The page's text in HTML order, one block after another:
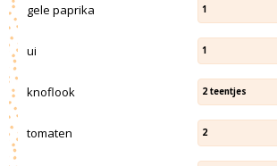
gele paprika 1
ui 1
knoflook 2 teentjes
tomaten 2